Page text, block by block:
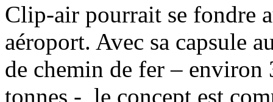
Clip-air pourrait se fondre
aéroport. Avec sa capsule
de chemin de fer –
tonnes -, le concept est